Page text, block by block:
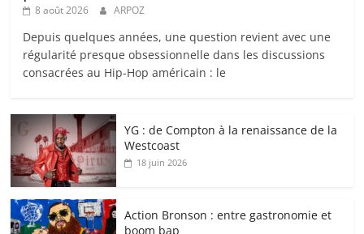
8 août 2026 ARPOZ
Depuis quelques années, une question revient avec une
régularité presque obsessionnelle dans les discussions
consacrées au Hip-Hop américain : le
YG : de Compton à la renaissance de la
Westcoast
18 juin 2026
Action Bronson : entre gastronomie et
boom bap